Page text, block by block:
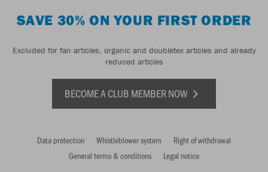
SAVE 30% ON YOUR FIRST ORDER
Excluded for fan articles, organic and doubletex articles and already
reduced articles
BECOME A CLUB MEMBER NOW
Data protection Whistleblower system
Right of withdrawal
General terms & conditions
Legal notice